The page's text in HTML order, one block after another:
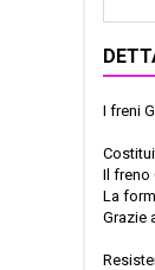
I freni
Il freno
La
Grazie